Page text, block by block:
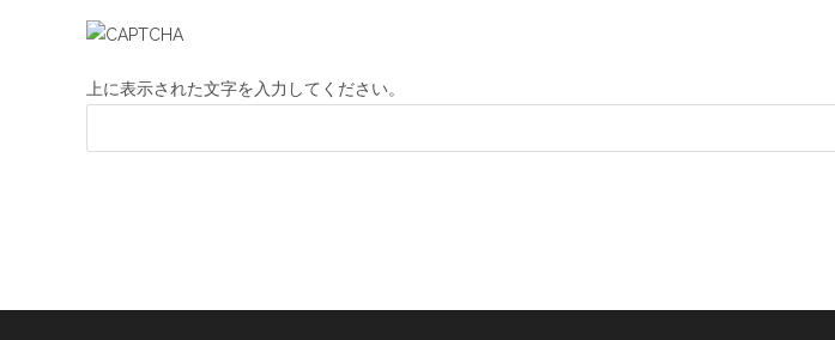
上に表示された文字を入力してください。